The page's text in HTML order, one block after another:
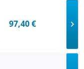
97,40 €